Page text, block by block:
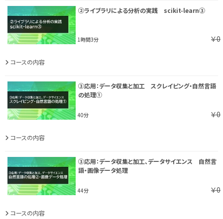
②ライブラリによる分析の実践 scikit-learn③
1時間3分 ￥0
コースの内容
③応用：データ収集と加工 スクレイピング・自然言語
の処理①
40分 ￥0
コースの内容
③応用：データ収集と加工、データサイエンス 自然言
語・画像データ処理
44分 ￥0
コースの内容